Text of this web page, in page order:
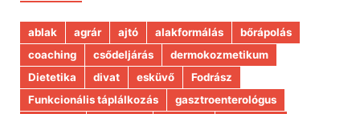
ablak agrár ajtó alakformálás
bőrápolás
coaching
csődeljárás
dermokozmetikum
Dietetika
divat esküvő
Fodrász
Funkcionális táplálkozás
gasztroenterológus